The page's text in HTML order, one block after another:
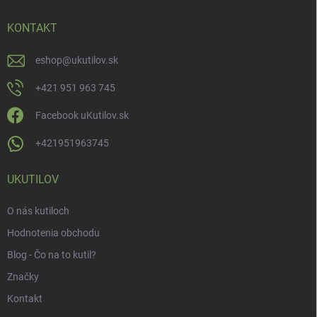
KONTAKT
eshop@ukutilov.sk
+421 951 963 745
Facebook uKutilov.sk
+421951963745
UKUTILOV
O nás kutiloch
Hodnotenia obchodu
Blog - Čo na to kutil?
Značky
Kontakt